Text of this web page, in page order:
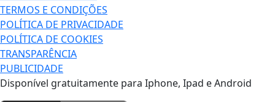
TERMOS E CONDIÇÕES
POLÍTICA DE PRIVACIDADE
POLÍTICA DE COOKIES
TRANSPARÊNCIA
PUBLICIDADE
Disponível gratuitamente para Iphone, Ipad e Android